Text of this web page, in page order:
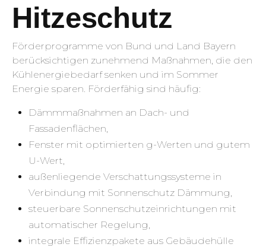
Hitzeschutz
Förderprogramme von Bund und Land Bayern
berücksichtigen zunehmend Maßnahmen, die den
Kühlenergiebedarf senken und im Sommer
Energie sparen. Förderfähig sind häufig:
Dämmmaßnahmen an Dach- und
Fassadenflächen,
Fenster mit optimierten g-Werten und gutem
U-Wert,
außenliegende Verschattungssysteme in
Verbindung mit Sonnenschutz Dämmung,
steuerbare Sonnenschutzeinrichtungen mit
automatischer Regelung,
integrale Effizienzpakete aus Gebäudehülle